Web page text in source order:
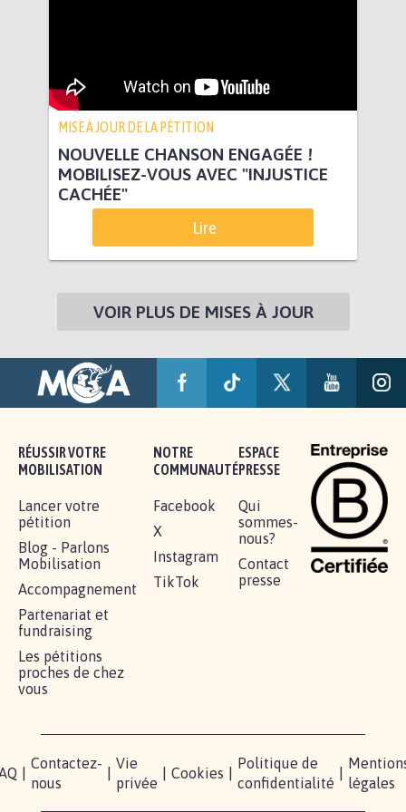
MISE À JOUR DE LA PÉTITION
NOUVELLE CHANSON ENGAGÉE !
MOBILISEZ-VOUS AVEC "INJUSTICE
CACHÉE"
Lire
VOIR PLUS DE MISES À JOUR
RÉUSSIR VOTRE
MOBILISATION
Lancer votre
pétition
Blog - Parlons
Mobilisation
Accompagnement
Partenariat et
fundraising
Les pétitions
proches de chez
vous
NOTRE
COMMUNAUTÉ
Facebook
X
Instagram
TikTok
ESPACE
PRESSE
Qui
sommes-
nous?
Contact
presse
Contactez-
nous
Vie
privée
Cookies
Politique de
confidentialité
légales